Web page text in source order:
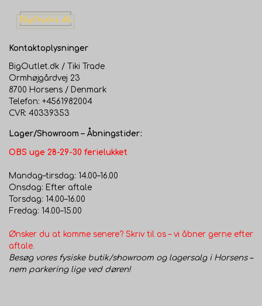
Kontaktoplysninger
BigOutlet.dk / Tiki Trade
Ormhøjgårdvej 23
8700 Horsens / Denmark
Telefon: +4561982004
CVR: 40339353
Lager/Showroom – Åbningstider:
OBS uge 28-29-30 ferielukket
Mandag–tirsdag: 14.00–16.00
Onsdag: Efter aftale
Torsdag: 14.00–16.00
Fredag: 14.00–15.00
Ønsker du at komme senere? Skriv til os – vi åbner gerne efter
aftale.
Besøg vores fysiske butik/showroom og lagersalg i Horsens –
nem parkering lige ved døren!